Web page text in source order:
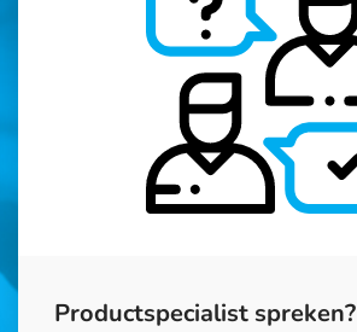
Productspecialist spreken?